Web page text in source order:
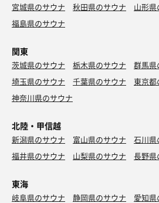
宮城県のサウナ
秋田県のサウナ
山形県
福島県のサウナ
関東
茨城県のサウナ 栃木県のサウナ
群馬県
埼玉県のサウナ
千葉県のサウナ
東京都
神奈川県のサウナ
北陸・甲信越
新潟県のサウナ 富山県のサウナ
石川県
福井県のサウナ
山梨県のサウナ 長野県
東海
岐阜県のサウナ 静岡県のサウナ
愛知県